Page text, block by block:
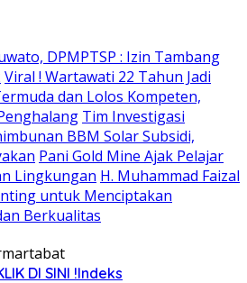
DPMPTSP : Izin Tambang
Viral ! Wartawati 22 Tahun Jadi
dan Lolos Kompeten,
Tim Investigasi
BBM Solar Subsidi,
Pani Gold Mine Ajak Pelajar
Lingkungan H. Muhammad Faizal
untuk Menciptakan
Berkualitas
DI SINI !Indeks